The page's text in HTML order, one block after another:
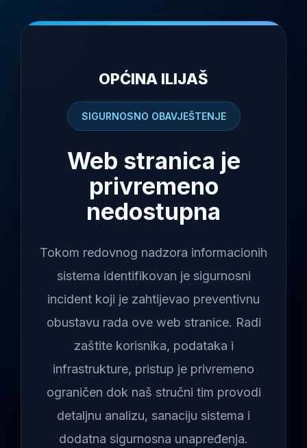
OPĆINA ILIJAŠ
SIGURNOSNO OBAVJEŠTENJE
Web stranica je
privremeno
nedostupna
Tokom redovnog nadzora informacionih
sistema identifikovan je sigurnosni
incident koji je zahtijevao preventivnu
obustavu rada ove web stranice. Radi
zaštite korisnika, podataka i
infrastrukture, pristup je privremeno
ograničen dok naš stručni tim provodi
detaljnu analizu, sanaciju sistema i
dodatna sigurnosna unapređenja.